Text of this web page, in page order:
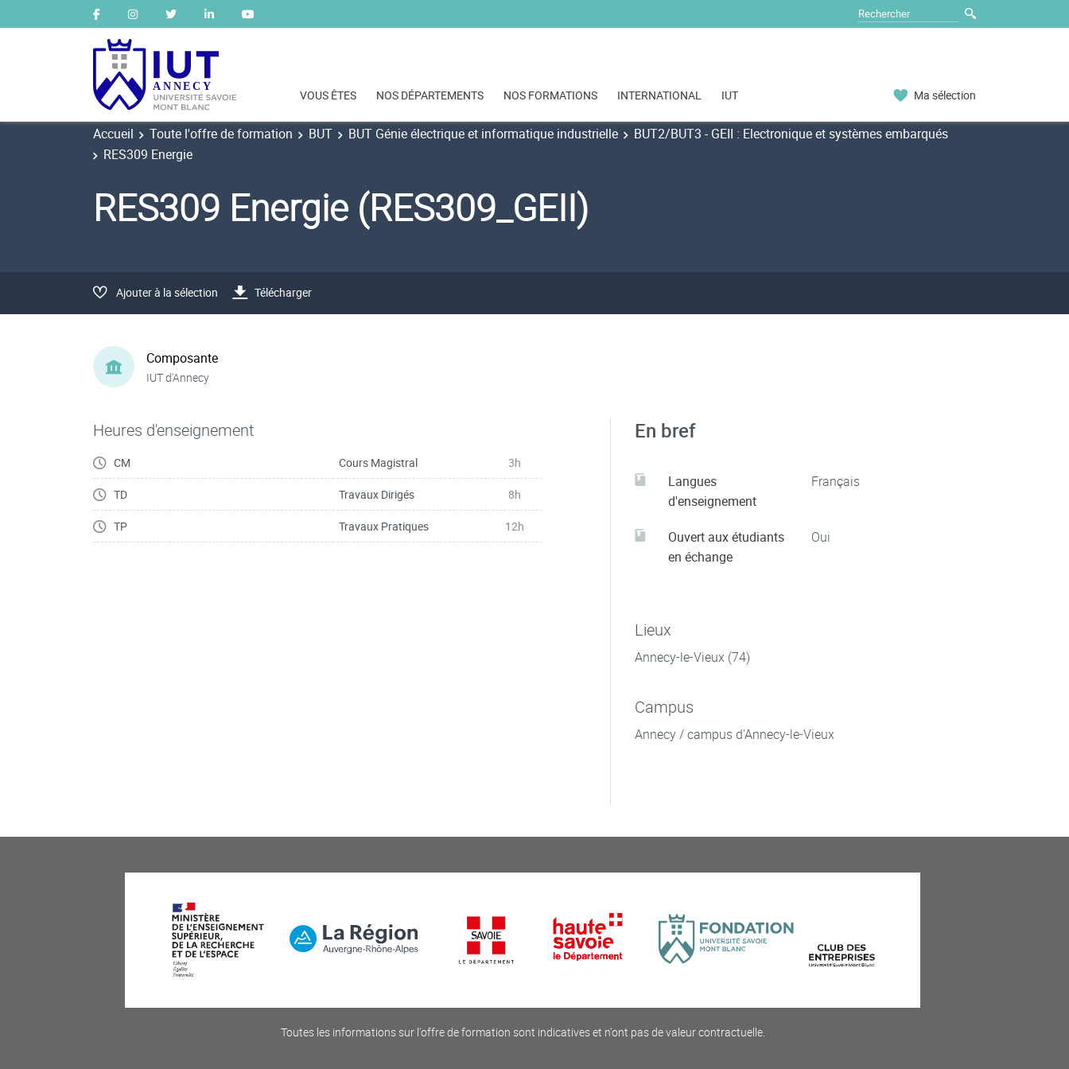
VOUS ÊTES NOS DÉPARTEMENTS NOS FORMATIONS INTERNATIONAL IUT Ma sélection
Accueil Toute l'offre de formation BUT BUT Génie électrique et informatique industrielle
BUT2/BUT3 - GEII : Electronique et systèmes embarqués
RES309 Energie
RES309 Energie (RES309_GEII)
Ajouter à la sélection Télécharger
Composante
IUT d'Annecy
Heures d'enseignement
CM Cours Magistral 3h
TD Travaux Dirigés 8h
TP Travaux Pratiques 12h
En bref
Langues
d'enseignement
Français
Ouvert aux étudiants
en échange
Oui
Lieux
Annecy-le-Vieux (74)
Campus
Annecy / campus d'Annecy-le-Vieux
Toutes les informations sur l'offre de formation sont indicatives et n'ont pas de valeur contractuelle.